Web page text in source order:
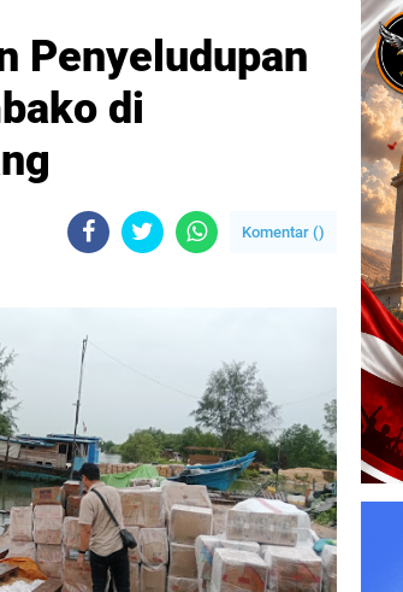
Penyeludupan
di
Komentar ()